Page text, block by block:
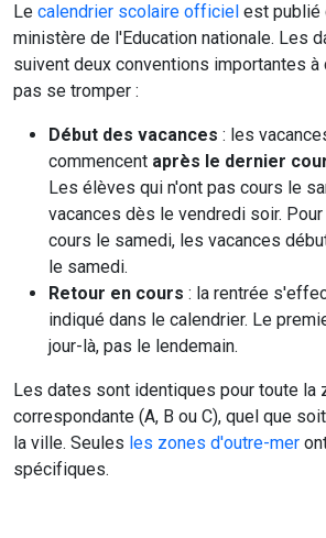
Le calendrier scolaire officiel est publié
ministère de l'Education nationale. Les
suivent deux conventions importantes à
pas se tromper :
Début des vacances : les
commencent après le dernier
Les élèves qui n'ont pas cours le
vacances dès le vendredi soir.
cours le samedi, les vacances
le samedi.
Retour en cours : la rentrée
indiqué dans le calendrier. Le
jour-là, pas le lendemain.
Les dates sont identiques pour toute la
correspondante (A, B ou C), quel que
la ville. Seules les zones d'outre-mer
spécifiques.